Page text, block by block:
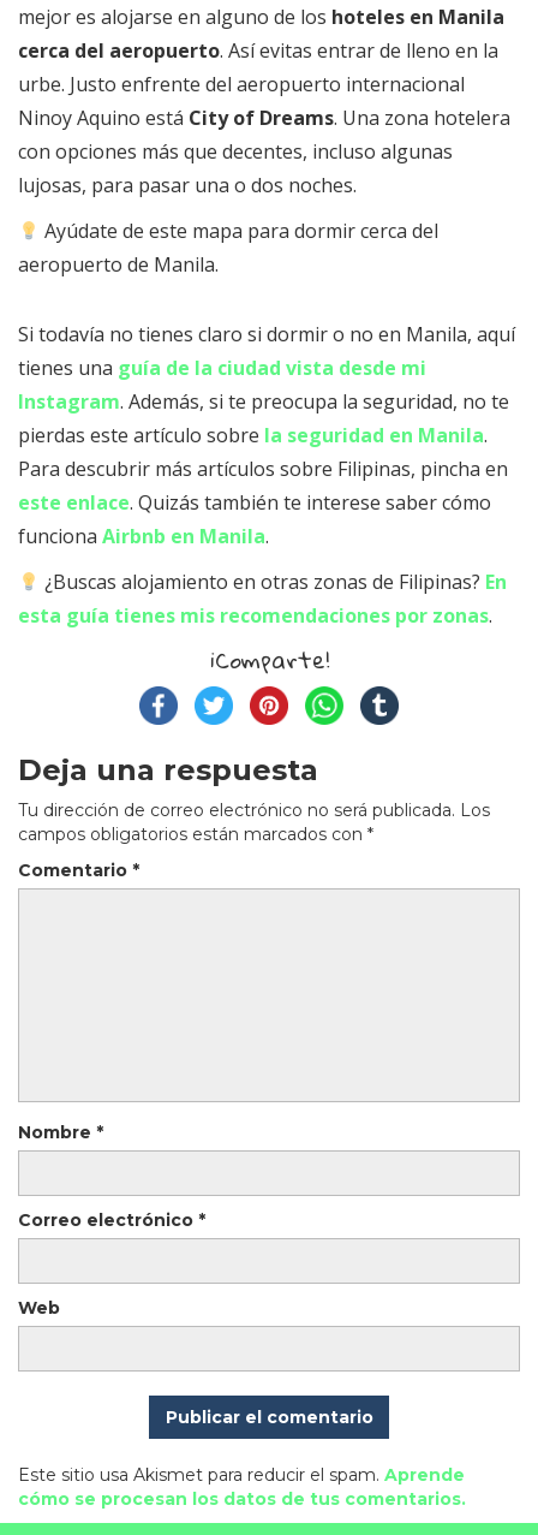
mejor es alojarse en alguno de los hoteles en Manila
cerca del aeropuerto. Así evitas entrar de lleno en la
urbe. Justo enfrente del aeropuerto internacional
Ninoy Aquino está City of Dreams. Una zona hotelera
con opciones más que decentes, incluso algunas
lujosas, para pasar una o dos noches.
Ayúdate de este mapa para dormir cerca del
aeropuerto de Manila.
Si todavía no tienes claro si dormir o no en Manila, aquí
tienes una guía de la ciudad vista desde mi
Instagram. Además, si te preocupa la seguridad, no te
pierdas este artículo sobre la seguridad en Manila.
Para descubrir más artículos sobre Filipinas, pincha en
este enlace. Quizás también te interese saber cómo
funciona Airbnb en Manila.
¿Buscas alojamiento en otras zonas de Filipinas? En
esta guía tienes mis recomendaciones por zonas.
¡Comparte!
Deja una respuesta
Tu dirección de correo electrónico no será publicada. Los
campos obligatorios están marcados con *
Comentario *
Nombre *
Correo electrónico *
Web
Este sitio usa Akismet para reducir el spam. Aprende
cómo se procesan los datos de tus comentarios.